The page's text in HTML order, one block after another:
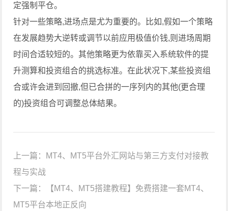
定强制平仓。
针对一些策略,进场点是尤为重要的。比如,假如一个策略
在发展趋势大逆转或调节以前应用极值价钱,则进场周期
时间合适较短的。其他策略更为依靠买入系统软件的提
升测算和投资组合的挑选标准。在此状况下,某些投资组
合或许会进到回撤,但已合拼的一序列内的其他(更合理
的)投资组合可调整总体結果。
上一篇： MT4、MT5平台外汇网站与第三方支付对接教
程与实战
下一篇：
【MT4、MT5搭建教程】免费搭建一套MT4、
MT5平台本地正反向